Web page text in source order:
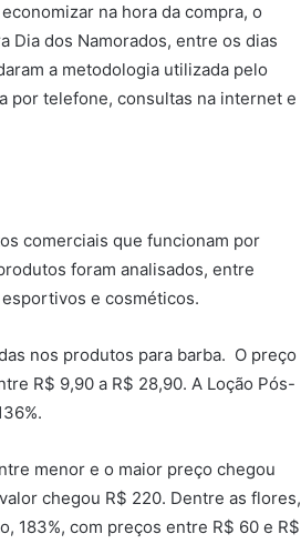
na hora da compra, o
Dia dos Namorados, entre os dias
a metodologia utilizada pelo
por telefone, consultas na internet e
comerciais que funcionam por
foram analisados, entre
e cosméticos.
nos produtos para barba. O preço
R$ 9,90 a R$ 28,90. A Loção Pós-
menor e o maior preço chegou
chegou R$ 220. Dentre as flores,
183%, com preços entre R$ 60 e R$